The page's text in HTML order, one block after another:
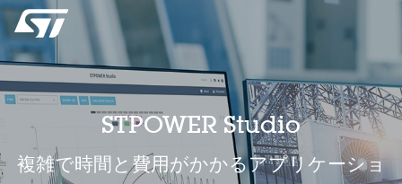
Pleaselog in to show your saved searches.
STPOWER Studio
複雑で時間と費用がかかるアプリケーショ